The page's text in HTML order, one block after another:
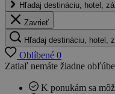
Hľadaj destináciu, hotel,
Zavrieť
Hľadaj destináciu, hotel,
Oblíbené 0
Zatiaľ nemáte žiadne
K ponukám sa